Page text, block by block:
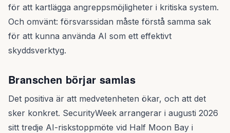
för att kartlägga angreppsmöjligheter i kritiska system.
Och omvänt: försvarssidan måste förstå samma sak
för att kunna använda AI som ett effektivt
skyddsverktyg.
Branschen börjar samlas
Det positiva är att medvetenheten ökar, och att det
sker konkret. SecurityWeek arrangerar i augusti 2026
sitt tredje AI-riskstoppmöte vid Half Moon Bay i